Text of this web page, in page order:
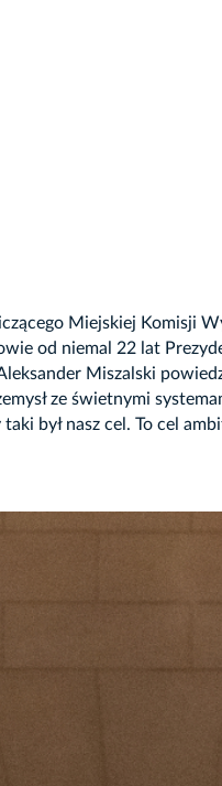
Miejskiej Komisji
od niemal 22 lat
Miszalski
ze świetnymi
był nasz cel. To cel